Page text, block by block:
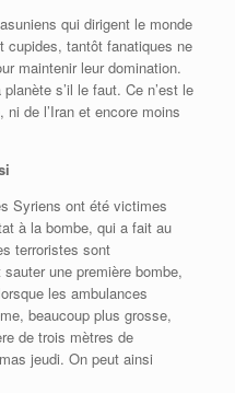
qui dirigent le monde
cupides, tantôt fanatiques ne
maintenir leur domination.
s’il le faut. Ce n’est le
de l’Iran et encore moins
Syriens ont été victimes
à la bombe, qui a fait au
terroristes sont
une première bombe,
les ambulances
beaucoup plus grosse,
de trois mètres de
jeudi. On peut ainsi